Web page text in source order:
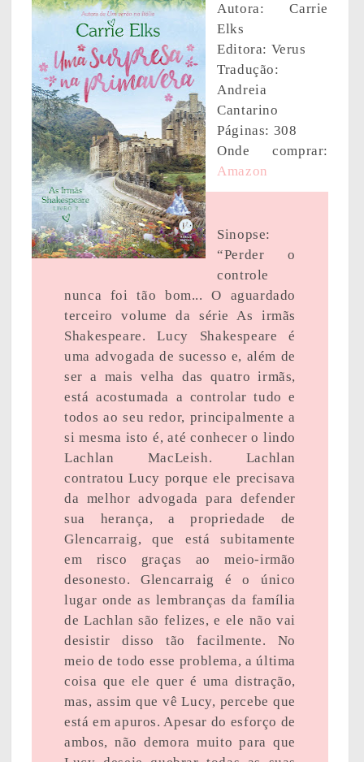
Autora: Carrie
Elks
Editora: Verus
Tradução:
Andreia
Cantarino
Páginas: 308
Onde comprar:
Amazon
Sinopse:
“Perder o
controle
nunca foi tão bom... O aguardado
terceiro volume da série As irmãs
Shakespeare. Lucy Shakespeare é
uma advogada de sucesso e, além de
ser a mais velha das quatro irmãs,
está acostumada a controlar tudo e
todos ao seu redor, principalmente a
si mesma isto é, até conhecer o lindo
Lachlan MacLeish. Lachlan
contratou Lucy porque ele precisava
da melhor advogada para defender
sua herança, a propriedade de
Glencarraig, que está subitamente
em risco graças ao meio-irmão
desonesto. Glencarraig é o único
lugar onde as lembranças da família
de Lachlan são felizes, e ele não vai
desistir disso tão facilmente. No
meio de todo esse problema, a última
coisa que ele quer é uma distração,
mas, assim que vê Lucy, percebe que
está em apuros. Apesar do esforço de
ambos, não demora muito para que